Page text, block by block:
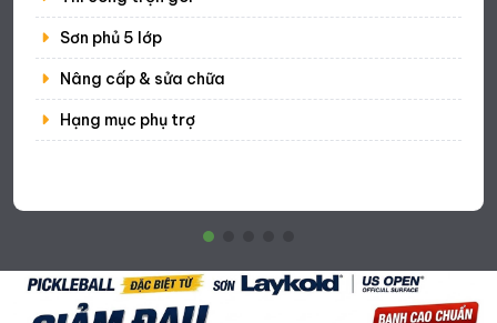
Sơn phủ 5 lớp
Nâng cấp & sửa chữa
Hạng mục phụ trợ